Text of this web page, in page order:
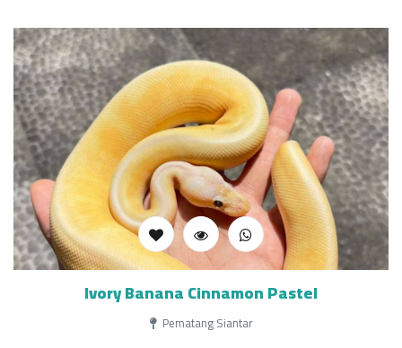
Ivory Banana Cinnamon Pastel
Pematang Siantar